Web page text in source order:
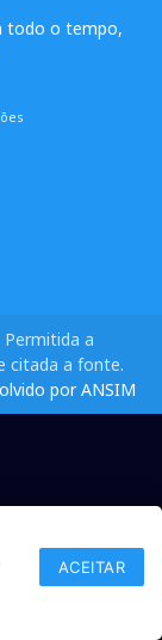
todo o tempo,
a
citada a fonte.
por ANSIM
ACEITAR